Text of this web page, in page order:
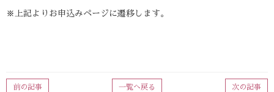
※上記よりお申込みページに遷移します。
次の記事
一覧へ戻る
前の記事